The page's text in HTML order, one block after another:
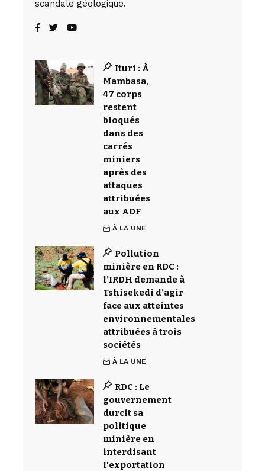
scandale géologique.
Ituri : À
Mambasa,
47 corps
restent
bloqués
dans des
carrés
miniers
après des
attaques
attribuées
aux ADF
À LA UNE
Pollution
minière en RDC :
l’IRDH demande à
Tshisekedi d’agir
face aux atteintes
environnementales
attribuées à trois
sociétés
À LA UNE
RDC : Le
gouvernement
durcit sa
politique
minière en
interdisant
l’exportation